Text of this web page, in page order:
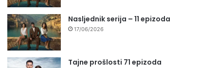
Nasljednik serija – 11 epizoda
17/06/2026
Tajne prošlosti 71 epizoda